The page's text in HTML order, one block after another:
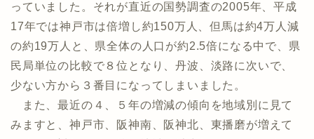
っていました。それが直近の国勢調査の2005年、平成
17年では神戸市は倍増し約150万人、但馬は約4万人減
の約19万人と、県全体の人口が約2.5倍になる中で、県
民局単位の比較で８位となり、丹波、淡路に次いで、
少ない方から３番目になってしまいました。
また、最近の４、５年の増減の傾向を地域別に見て
みますと、神戸市、阪神南、阪神北、東播磨が増えて